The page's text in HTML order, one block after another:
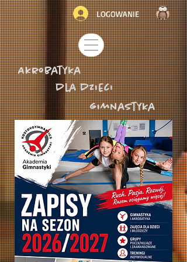
LOGOWANIE
Akrobatyka
dla dzieci
gimnastyka